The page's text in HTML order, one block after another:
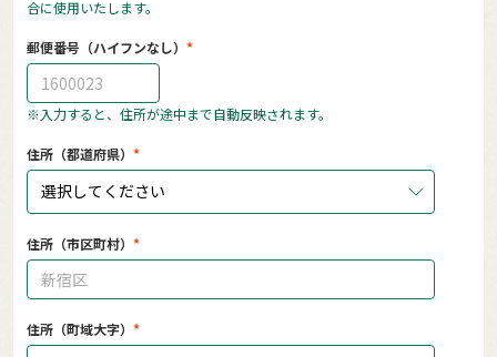
合に使用いたします。
郵便番号（ハイフンなし）
※入力すると、住所が途中まで自動反映されます。
住所（都道府県）
選択してください
住所（市区町村）
住所（町域大字）